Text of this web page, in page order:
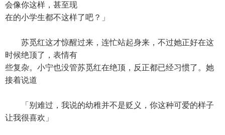
会像你这样，甚至现
在的小学生都不这样了吧？」
苏觅红这才惊醒过来，连忙站起身来，不过她正好在这
时候绝顶了，表情有
些复杂。小宁也没管苏觅红在绝顶，反正都已经习惯了。她
接着说道
「别难过，我说的幼稚并不是贬义，你这种可爱的样子
让我很喜欢」